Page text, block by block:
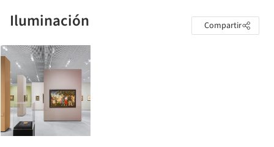
Iluminación Compartir